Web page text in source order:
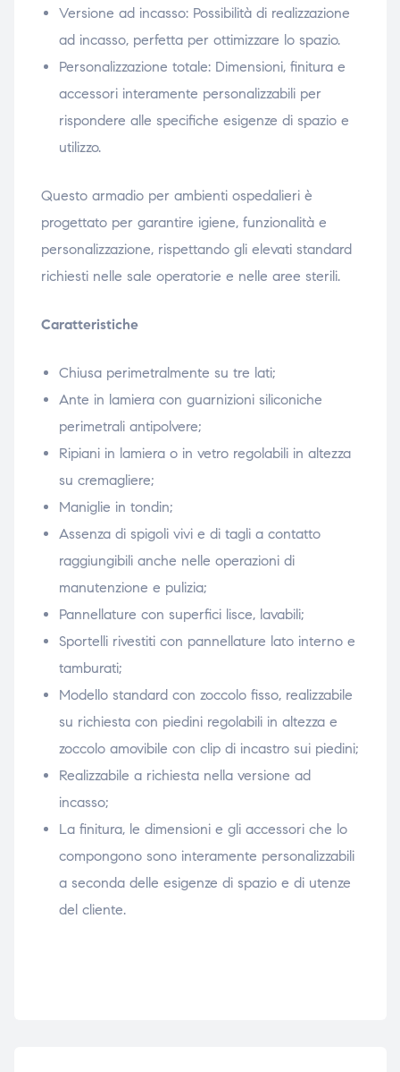
Versione ad incasso: Possibilità di realizzazione
ad incasso, perfetta per ottimizzare lo spazio.
Personalizzazione totale: Dimensioni, finitura e
accessori interamente personalizzabili per
rispondere alle specifiche esigenze di spazio e
utilizzo.
Questo armadio per ambienti ospedalieri è
progettato per garantire igiene, funzionalità e
personalizzazione, rispettando gli elevati standard
richiesti nelle sale operatorie e nelle aree sterili.
Caratteristiche
Chiusa perimetralmente su tre lati;
Ante in lamiera con guarnizioni siliconiche
perimetrali antipolvere;
Ripiani in lamiera o in vetro regolabili in altezza
su cremagliere;
Maniglie in tondin;
Assenza di spigoli vivi e di tagli a contatto
raggiungibili anche nelle operazioni di
manutenzione e pulizia;
Pannellature con superfici lisce, lavabili;
Sportelli rivestiti con pannellature lato interno e
tamburati;
Modello standard con zoccolo fisso, realizzabile
su richiesta con piedini regolabili in altezza e
zoccolo amovibile con clip di incastro sui piedini;
Realizzabile a richiesta nella versione ad
incasso;
La finitura, le dimensioni e gli accessori che lo
compongono sono interamente personalizzabili
a seconda delle esigenze di spazio e di utenze
del cliente.